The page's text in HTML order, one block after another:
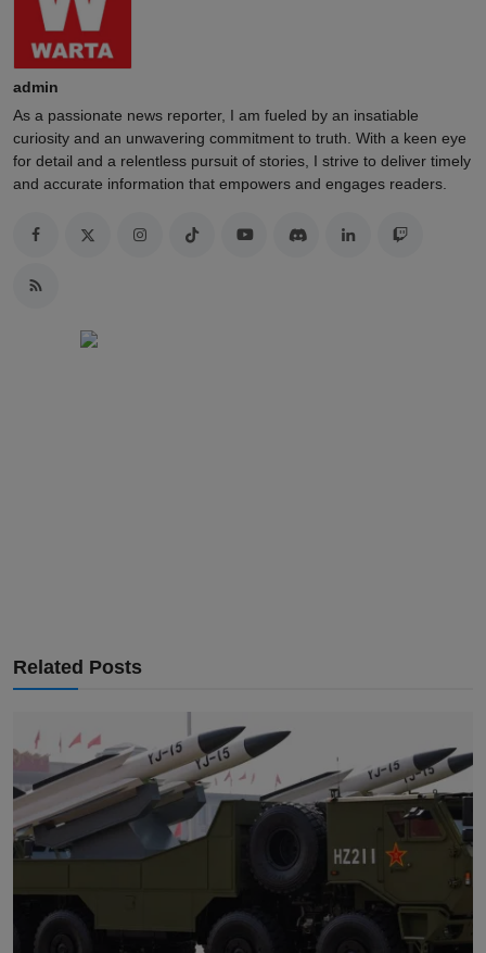
admin
As a passionate news reporter, I am fueled by an insatiable
curiosity and an unwavering commitment to truth. With a keen eye
for detail and a relentless pursuit of stories, I strive to deliver timely
and accurate information that empowers and engages readers.
Related Posts